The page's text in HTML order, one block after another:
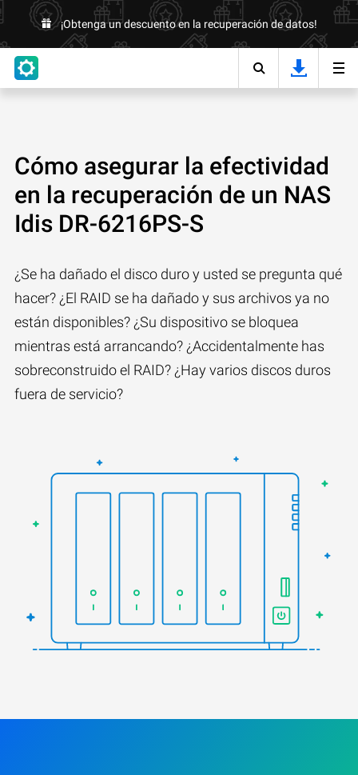
¡Obtenga un descuento en la recuperación de datos!
Cómo asegurar la efectividad
en la recuperación de un NAS
Idis DR-6216PS-S
¿Se ha dañado el disco duro y usted se pregunta qué
hacer? ¿El RAID se ha dañado y sus archivos ya no
están disponibles? ¿Su dispositivo se bloquea
mientras está arrancando? ¿Accidentalmente has
sobreconstruido el RAID? ¿Hay varios discos duros
fuera de servicio?